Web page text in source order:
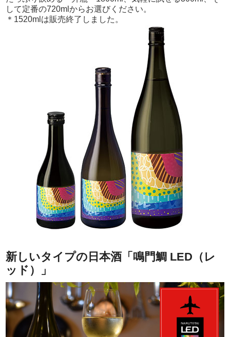
して定番の720mlからお選びください。
＊1520mlは販売終了しました。
新しいタイプの日本酒「鳴門鯛 LED（レ
ッド）」